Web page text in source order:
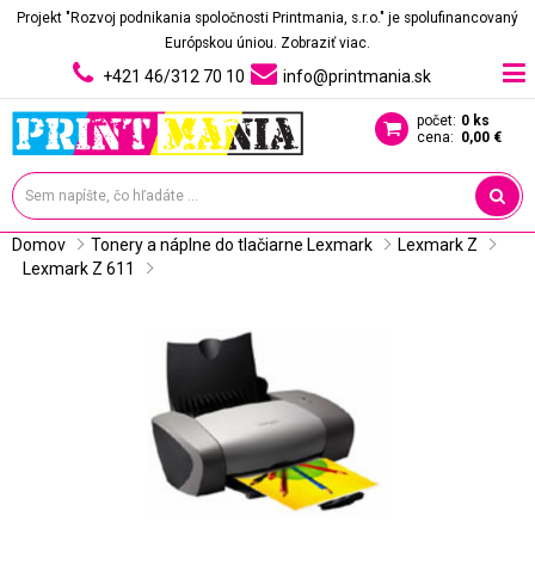
Projekt "Rozvoj podnikania spoločnosti Printmania, s.r.o." je spolufinancovaný
Európskou úniou. Zobraziť viac.
+421 46/312 70 10 info@printmania.sk
počet: 0 ks
cena: 0,00 €
Domov Tonery a náplne do tlačiarne Lexmark
Lexmark Z
Lexmark Z 611